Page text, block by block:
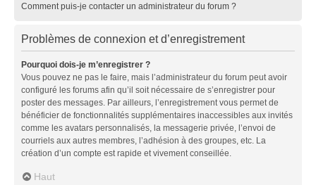
Comment puis-je contacter un administrateur du forum ?
Problèmes de connexion et d’enregistrement
Pourquoi dois-je m’enregistrer ?
Vous pouvez ne pas le faire, mais l’administrateur du forum peut avoir
configuré les forums afin qu’il soit nécessaire de s’enregistrer pour
poster des messages. Par ailleurs, l’enregistrement vous permet de
bénéficier de fonctionnalités supplémentaires inaccessibles aux invités
comme les avatars personnalisés, la messagerie privée, l’envoi de
courriels aux autres membres, l’adhésion à des groupes, etc. La
création d’un compte est rapide et vivement conseillée.
Haut